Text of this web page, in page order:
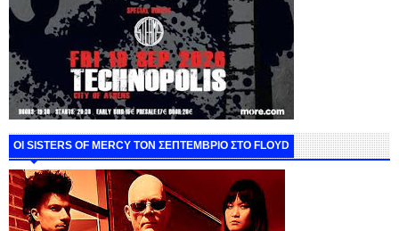
ΟΙ SISTERS OF MERCY ΤΟΝ ΣΕΠΤΕΜΒΡΙΟ ΣΤΟ FLOYD